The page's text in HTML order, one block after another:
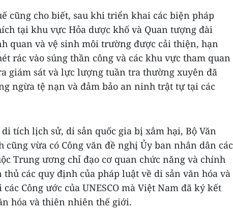
cũng cho biết, sau khi triển khai các biện pháp
tại khu vực Hỏa dược khố và Quan tượng đài
quan và vệ sinh môi trường được cải thiện, hạn
rác vào súng thần công và các khu vực tham quan
giám sát và lực lượng tuần tra thường xuyên đã
ngừa tệ nạn và đảm bảo an ninh trật tự tại các
tích lịch sử, di sản quốc gia bị xâm hại, Bộ Văn
cũng vừa có Công văn đề nghị Ủy ban nhân dân các
Trung ương chỉ đạo cơ quan chức năng và chính
các quy định của pháp luật về di sản văn hóa và
Công ước của UNESCO mà Việt Nam đã ký kết
hóa và thiên nhiên thế giới.